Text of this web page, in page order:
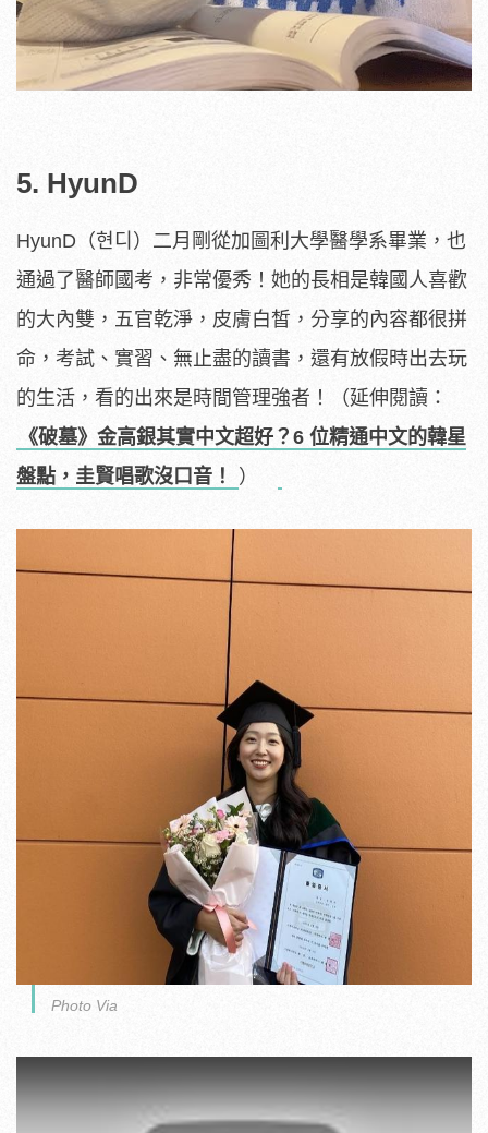
5. HyunD
HyunD（현디）二月剛從加圖利大學醫學系畢業，也
通過了醫師國考，非常優秀！她的長相是韓國人喜歡
的大內雙，五官乾淨，皮膚白皙，分享的內容都很拼
命，考試、實習、無止盡的讀書，還有放假時出去玩
的生活，看的出來是時間管理強者！
（延伸閱讀：
《破墓》金高銀其實中文超好？6 位精通中文的韓星
盤點，圭賢唱歌沒口音！
）
Photo Via